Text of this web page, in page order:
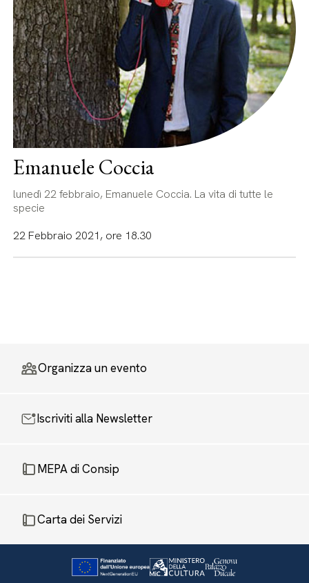
Emanuele Coccia
lunedì 22 febbraio, Emanuele Coccia. La vita di tutte le
specie
22 Febbraio 2021, ore 18.30
Organizza un evento
Iscriviti alla Newsletter
MEPA di Consip
Carta dei Servizi